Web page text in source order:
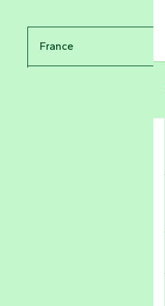
France